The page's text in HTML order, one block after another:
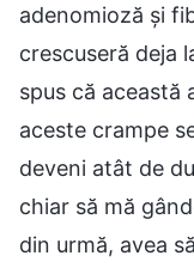
adenomioză și
crescuseră deja
spus că această
aceste crampe
deveni atât de
chiar să mă
din urmă, avea